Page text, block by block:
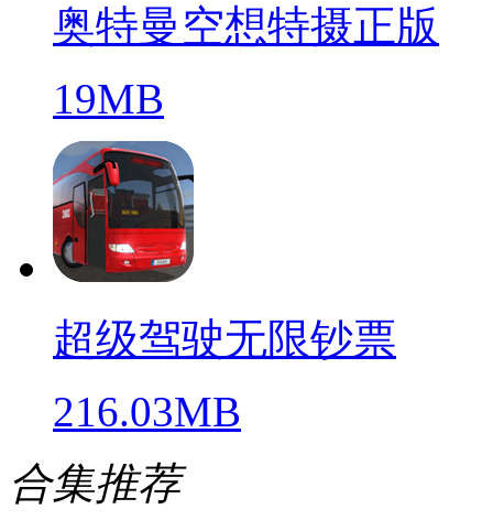
奥特曼空想特摄正版
19MB
超级驾驶无限钞票
216.03MB
合集推荐